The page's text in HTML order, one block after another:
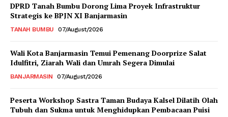
DPRD Tanah Bumbu Dorong Lima Proyek Infrastruktur
Strategis ke BPJN XI Banjarmasin
TANAH BUMBU 07/August/2026
Wali Kota Banjarmasin Temui Pemenang Doorprize Salat
Idulfitri, Ziarah Wali dan Umrah Segera Dimulai
BANJARMASIN 07/August/2026
Peserta Workshop Sastra Taman Budaya Kalsel Dilatih Olah
Tubuh dan Sukma untuk Menghidupkan Pembacaan Puisi